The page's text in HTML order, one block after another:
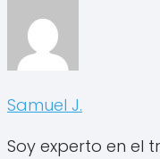
Samuel J.
Soy experto en el